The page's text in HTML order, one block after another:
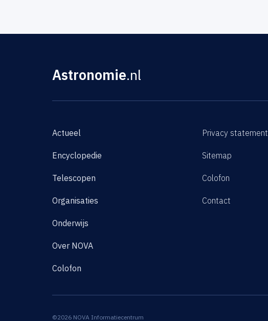
Astronomie.nl
Actueel
Encyclopedie
Telescopen
Organisaties
Onderwijs
Over NOVA
Colofon
Privacy statement
Sitemap
Colofon
Contact
©2026 NOVA Informatiecentrum